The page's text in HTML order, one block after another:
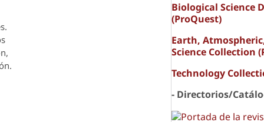
Biological Science
(ProQuest)
Earth,
Science Collection
Technology
- Directorios/